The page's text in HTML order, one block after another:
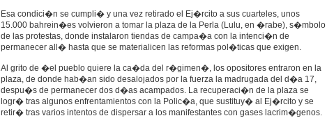
Esa condici�n se cumpli� y una vez retirado el Ej�rcito a sus cuarteles, unos
15.000 bahrein�es volvieron a tomar la plaza de la Perla (Lulu, en �rabe), s�mbolo
de las protestas, donde instalaron tiendas de campa�a con la intenci�n de
permanecer all� hasta que se materialicen las reformas pol�ticas que exigen.
Al grito de �el pueblo quiere la ca�da del r�gimen�, los opositores entraron en la
plaza, de donde hab�an sido desalojados por la fuerza la madrugada del d�a 17,
despu�s de permanecer dos d�as acampados. La recuperaci�n de la plaza se
logr� tras algunos enfrentamientos con la Polic�a, que sustituy� al Ej�rcito y se
retir� tras varios intentos de dispersar a los manifestantes con gases lacrim�genos.